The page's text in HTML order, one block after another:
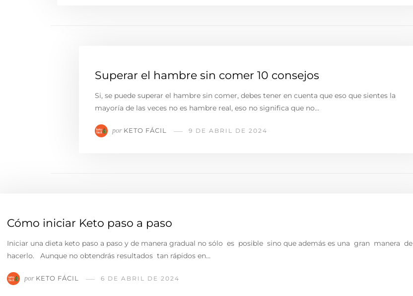
Superar el hambre sin comer 10 consejos
Si, se puede superar el hambre sin comer, debes tener en cuenta que eso que sientes la
mayoría de las veces no es hambre real, eso no significa que no…
por KETO FÁCIL 9 DE ABRIL DE 2024
Cómo iniciar Keto paso a paso
Iniciar una dieta keto paso a paso y de manera gradual no sólo es posible sino que además es una gran manera de
hacerlo. Aunque no obtendrás resultados tan rápidos en…
por KETO FÁCIL 6 DE ABRIL DE 2024